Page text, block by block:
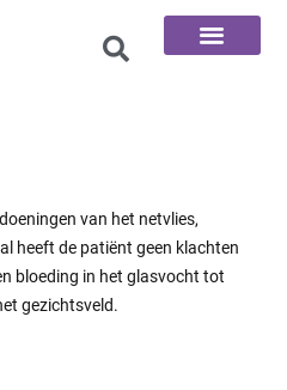
van het netvlies,
heeft de patiënt geen klachten
bloeding in het glasvocht tot
gezichtsveld.